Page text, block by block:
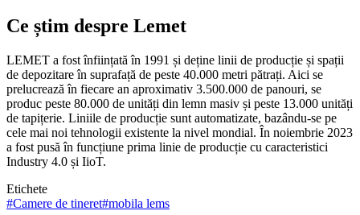
Ce știm despre Lemet
LEMET a fost înființată în 1991 și deține linii de producție și spații
de depozitare în suprafață de peste 40.000 metri pătrați. Aici se
prelucrează în fiecare an aproximativ 3.500.000 de panouri, se
produc peste 80.000 de unități din lemn masiv și peste 13.000 unități
de tapițerie. Liniile de producție sunt automatizate, bazându-se pe
cele mai noi tehnologii existente la nivel mondial. În noiembrie 2023
a fost pusă în funcțiune prima linie de producție cu caracteristici
Industry 4.0 și IioT.
Etichete
#Camere de tineret#mobila lems